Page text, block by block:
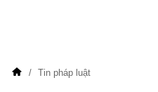
Tin pháp luật